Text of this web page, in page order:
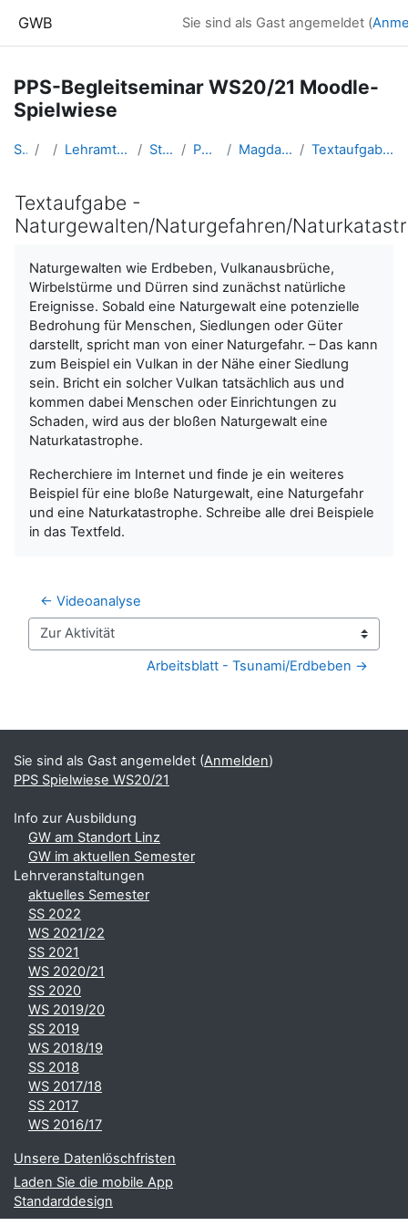
GWB Sie sind als Gast angemeldet (
PPS-Begleitseminar WS20/21 Moodle-
Spielwiese
Startseite Kurse Lehramtsausbildung GW im Cluster Österreich Mitte Studentische Lernkurse PPS Spielwiese WS20/21 Magdalena Glavas: Naturgewalten (1.Klasse) Textaufgabe - Naturgewalten/Naturgefahren/Naturkatastrophen
Textaufgabe -
Naturgewalten/Naturgefahren/
Naturgewalten wie Erdbeben, Vulkanausbrüche,
Wirbelstürme und Dürren sind zunächst natürliche
Ereignisse. Sobald eine Naturgewalt eine potenzielle
Bedrohung für Menschen, Siedlungen oder Güter
darstellt, spricht man von einer Naturgefahr. – Das kann
zum Beispiel ein Vulkan in der Nähe einer Siedlung
sein. Bricht ein solcher Vulkan tatsächlich aus und
kommen dabei Menschen oder Einrichtungen zu
Schaden, wird aus der bloßen Naturgewalt eine
Naturkatastrophe.
Recherchiere im Internet und finde je ein weiteres
Beispiel für eine bloße Naturgewalt, eine Naturgefahr
und eine Naturkatastrophe. Schreibe alle drei Beispiele
in das Textfeld.
← Videoanalyse
Zur Aktivität
Arbeitsblatt - Tsunami/Erdbeben →
Ergänzungsblöcke
Sie sind als Gast angemeldet (Anmelden)
PPS Spielwiese WS20/21
Info zur Ausbildung
GW am Standort Linz
GW im aktuellen Semester
Lehrveranstaltungen
aktuelles Semester
SS 2022
WS 2021/22
SS 2021
WS 2020/21
SS 2020
WS 2019/20
SS 2019
WS 2018/19
SS 2018
WS 2017/18
SS 2017
WS 2016/17
Unsere Datenlöschfristen
Laden Sie die mobile App
Standarddesign